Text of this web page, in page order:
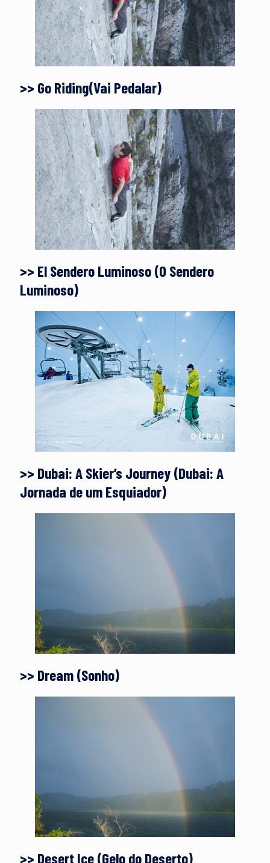
>> Go Riding(Vai Pedalar)
>> El Sendero Luminoso (O Sendero
Luminoso)
>> Dubai: A Skier’s Journey (Dubai: A
Jornada de um Esquiador)
>> Dream (Sonho)
>> Desert Ice (Gelo do Deserto)